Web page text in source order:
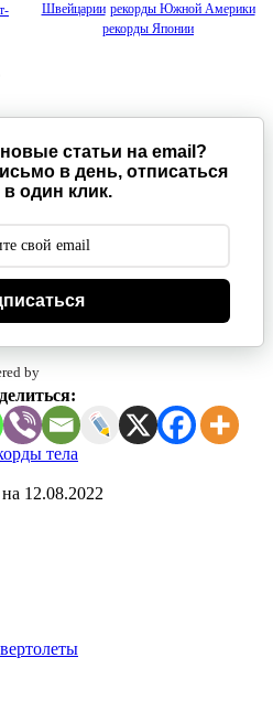
Швейцарии рекорды Южной Америки
рекорды Японии
статьи на email?
в день, отписаться
один клик.
by
тела
12.08.2022